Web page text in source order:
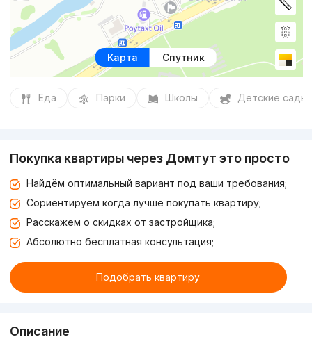
Карта Спутник
Еда Парки Школы Детские сады
Покупка квартиры через Домтут это просто
Найдём оптимальный вариант под ваши требования;
Сориентируем когда лучше покупать квартиру;
Расскажем о скидках от застройщика;
Абсолютно бесплатная консультация;
Подобрать квартиру
Описание